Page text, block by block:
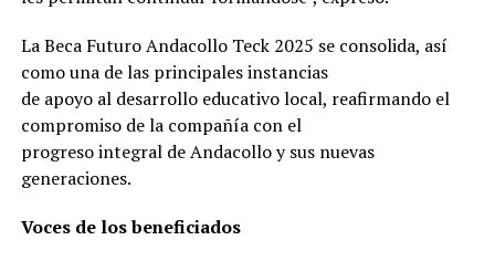
La Beca Futuro Andacollo Teck 2025 se consolida, así
como una de las principales instancias
de apoyo al desarrollo educativo local, reafirmando el
compromiso de la compañía con el
progreso integral de Andacollo y sus nuevas
generaciones.
Voces de los beneficiados